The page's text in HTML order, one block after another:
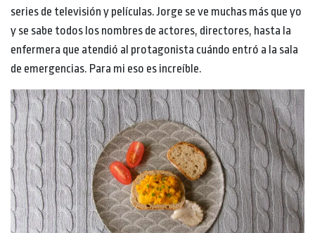
series de televisión y películas. Jorge se ve muchas más que yo
y se sabe todos los nombres de actores, directores, hasta la
enfermera que atendió al protagonista cuándo entró a la sala
de emergencias. Para mi eso es increíble.